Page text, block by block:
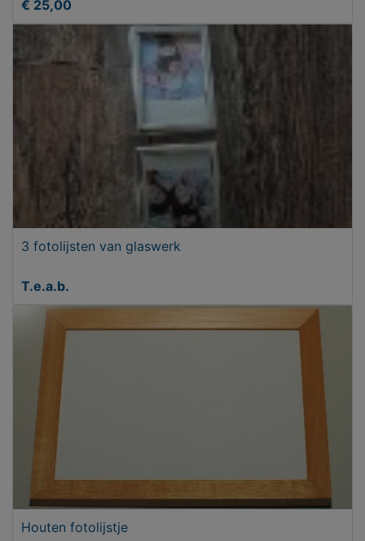
€ 25,00
3 fotolijsten van glaswerk
T.e.a.b.
Houten fotolijstje